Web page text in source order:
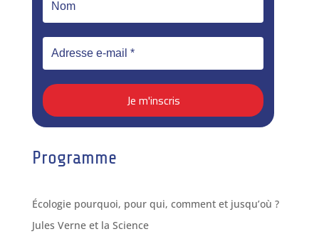
Programme
Écologie pourquoi, pour qui, comment et jusqu’où ?
Jules Verne et la Science